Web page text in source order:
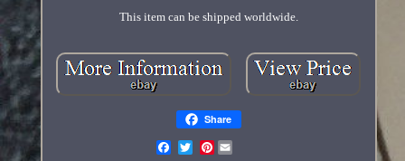
This item can be shipped worldwide.
Share
Pinterest